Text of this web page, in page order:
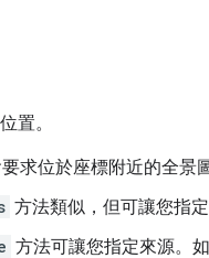
置。
求位於座標附近的全景圖
方法類似，但可讓您指
方法可讓您指定來源。